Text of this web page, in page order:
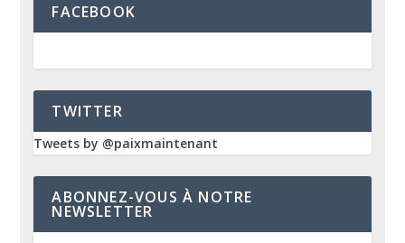
FACEBOOK
TWITTER
Tweets by @paixmaintenant
ABONNEZ-VOUS À NOTRE
NEWSLETTER